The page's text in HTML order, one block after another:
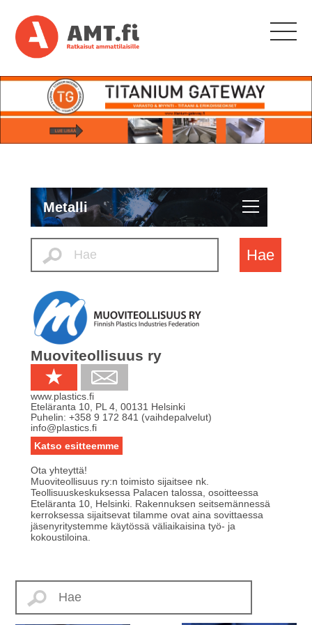
Metalli
Hae
Muoviteollisuus ry
www.plastics.fi
Eteläranta 10, PL 4 00131 Helsinki
Puhelin: +358 9 172 841 (vaihdepalvelut)
info@plastics.fi
Katso esitteemme
Ota yhteyttä!
Muoviteollisuus ry:n toimisto sijaitsee nk.
Teollisuuskeskuksessa Palacen talossa, osoitteessa
Eteläranta 10, Helsinki. Rakennuksen seitsemännessä
kerroksessa sijaitsevat tilamme ovat aina sovittaessa
jäsenyritystemme käytössä väliaikaisina työ- ja
kokoustiloina.